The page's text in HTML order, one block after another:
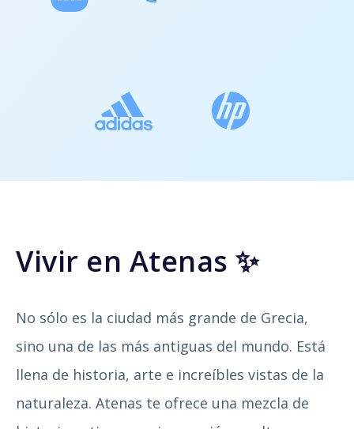
Vivir en Atenas ✨
No sólo es la ciudad más grande de Grecia,
sino una de las más antiguas del mundo. Está
llena de historia, arte e increíbles vistas de la
naturaleza. Atenas te ofrece una mezcla de